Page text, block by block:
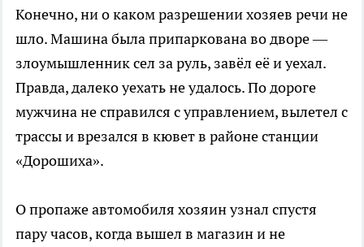
Конечно, ни о каком разрешении хозяев речи не
шло. Машина была припаркована во дворе —
злоумышленник сел за руль, завёл её и уехал.
Правда, далеко уехать не удалось. По дороге
мужчина не справился с управлением, вылетел с
трассы и врезался в кювет в районе станции
«Дорошиха».
О пропаже автомобиля хозяин узнал спустя
пару часов, когда вышел в магазин и не